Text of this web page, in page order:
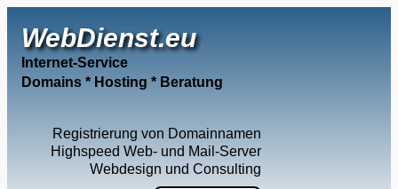
WebDienst.eu
Internet-Service
Domains * Hosting * Beratung
Registrierung von Domainnamen
Highspeed Web- und Mail-Server
Webdesign und Consulting